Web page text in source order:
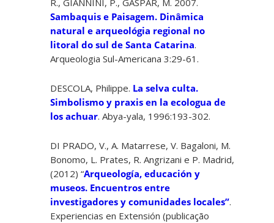
R., GIANNINI, P., GASPAR, M. 2007.
Sambaquis e Paisagem. Dinâmica
natural e arqueológia regional no
litoral do sul de Santa Catarina.
Arqueologia Sul-Americana 3:29-61.
DESCOLA, Philippe. La selva culta.
Simbolismo y praxis en la ecologua de
los achuar. Abya-yala, 1996:193-302.
DI PRADO, V., A. Matarrese, V. Bagaloni, M.
Bonomo, L. Prates, R. Angrizani e P. Madrid,
(2012) “Arqueología, educación y
museos. Encuentros entre
investigadores y comunidades locales”.
Experiencias en Extensión (publicação